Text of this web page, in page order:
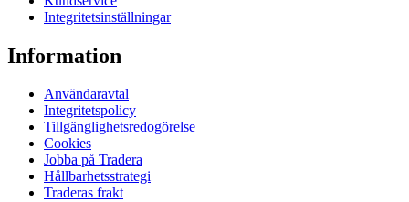
Integritetsinställningar
Information
Användaravtal
Integritetspolicy
Tillgänglighetsredogörelse
Cookies
Jobba på Tradera
Hållbarhetsstrategi
Traderas frakt